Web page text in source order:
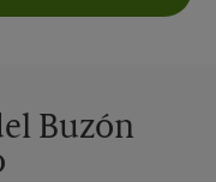
Buzón